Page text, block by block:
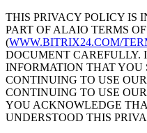
THIS PRIVACY POLICY IS
PART OF ALAIO TERMS
(WWW.BITRIX24.COM/
DOCUMENT CAREFULLY.
INFORMATION THAT YOU
CONTINUING TO USE
CONTINUING TO USE
YOU ACKNOWLEDGE
UNDERSTOOD THIS